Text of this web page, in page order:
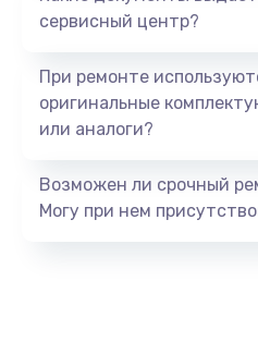
1000
Замена
2800
сервисный центр?
При ремонте
оригинальные
или аналоги?
Возможен ли срочный
Могу при нем